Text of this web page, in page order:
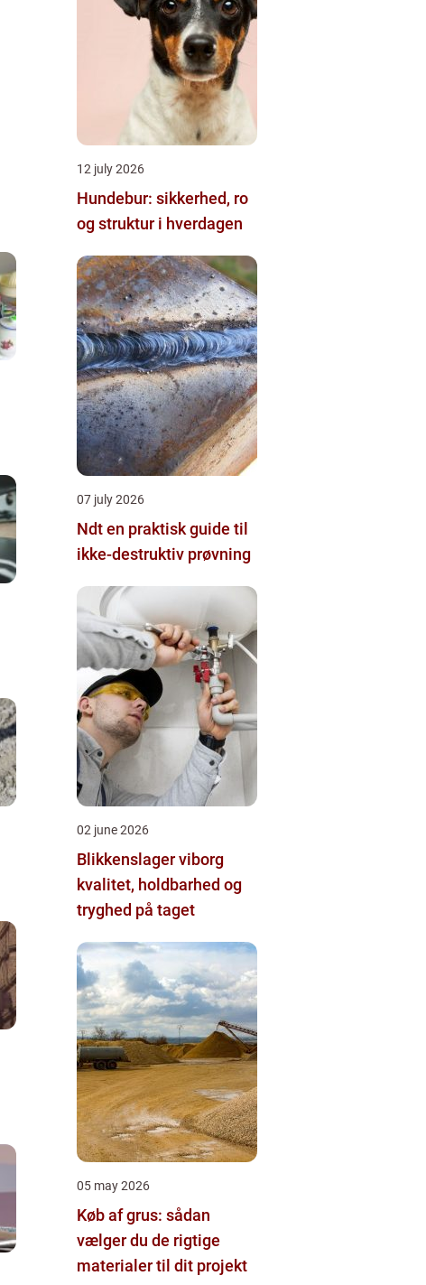
12 july 2026
Hundebur: sikkerhed, ro
og struktur i hverdagen
07 july 2026
Ndt en praktisk guide til
ikke-destruktiv prøvning
02 june 2026
Blikkenslager viborg
kvalitet, holdbarhed og
tryghed på taget
05 may 2026
Køb af grus: sådan
vælger du de rigtige
materialer til dit projekt